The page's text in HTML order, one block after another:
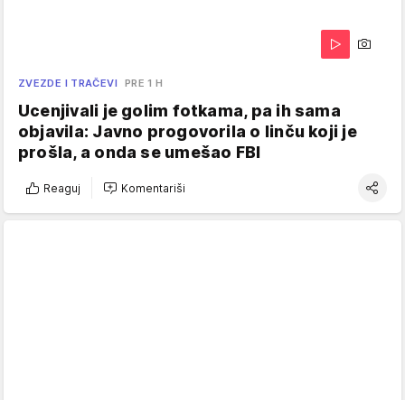
ZVEZDE I TRAČEVI PRE 1 H
Ucenjivali je golim fotkama, pa ih sama
objavila: Javno progovorila o linču koji je
prošla, a onda se umešao FBI
Reaguj Komentariši